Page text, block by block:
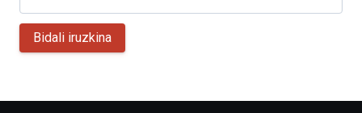
Bidali iruzkina